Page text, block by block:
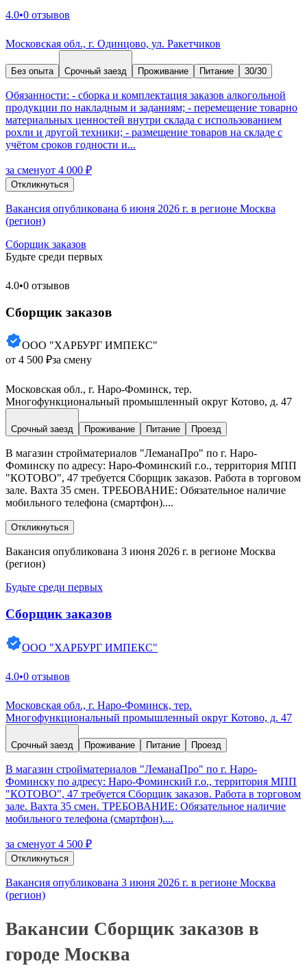
4.0•0 отзывов
Московская обл., г. Одинцово, ул. Ракетчиков
Без опыта Срочный заезд Проживание Питание 30/30
Обязанности: - сборка и комплектация заказов алкогольной
продукции по накладным и заданиям; - перемещение товарно
материальных ценностей внутри склада с использованием
рохли и другой техники; - размещение товаров на складе с
учётом сроков годности и...
за сменуот 4 000 ₽
Откликнуться
Вакансия опубликована 6 июня 2026 г. в регионе Москва
(регион)
Сборщик заказов
Будьте среди первых
4.0•0 отзывов
Сборщик заказов
ООО "ХАРБУРГ ИМПЕКС"
от 4 500 ₽за смену
Московская обл., г. Наро-Фоминск, тер.
Многофункциональный промышленный округ Котово, д. 47
Срочный заезд Проживание Питание Проезд
В магазин стройматериалов "ЛеманаПро" по г. Наро-
Фоминску по адресу: Наро-Фоминский г.о., территория МПП
"КОТОВО", 47 требуется Сборщик заказов. Работа в торговом
зале. Вахта 35 смен. ТРЕБОВАНИЕ: Обязательное наличие
мобильного телефона (смартфон)....
Откликнуться
Вакансия опубликована 3 июня 2026 г. в регионе Москва
(регион)
Будьте среди первых
Сборщик заказов
ООО "ХАРБУРГ ИМПЕКС"
4.0•0 отзывов
Московская обл., г. Наро-Фоминск, тер.
Многофункциональный промышленный округ Котово, д. 47
Срочный заезд Проживание Питание Проезд
В магазин стройматериалов "ЛеманаПро" по г. Наро-
Фоминску по адресу: Наро-Фоминский г.о., территория МПП
"КОТОВО", 47 требуется Сборщик заказов. Работа в торговом
зале. Вахта 35 смен. ТРЕБОВАНИЕ: Обязательное наличие
мобильного телефона (смартфон)....
за сменуот 4 500 ₽
Откликнуться
Вакансия опубликована 3 июня 2026 г. в регионе Москва
(регион)
Вакансии Сборщик заказов в
городе Москва